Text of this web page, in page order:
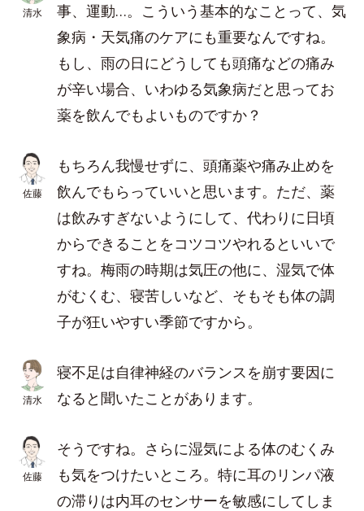
清水
事、運動…。こういう基本的なことって、気
象病・天気痛のケアにも重要なんですね。
もし、雨の日にどうしても頭痛などの痛み
が辛い場合、いわゆる気象病だと思ってお
薬を飲んでもよいものですか？
佐藤
もちろん我慢せずに、頭痛薬や痛み止めを
飲んでもらっていいと思います。ただ、薬
は飲みすぎないようにして、代わりに日頃
からできることをコツコツやれるといいで
すね。梅雨の時期は気圧の他に、湿気で体
がむくむ、寝苦しいなど、そもそも体の調
子が狂いやすい季節ですから。
清水
寝不足は自律神経のバランスを崩す要因に
なると聞いたことがあります。
佐藤
そうですね。さらに湿気による体のむくみ
も気をつけたいところ。特に耳のリンパ液
の滞りは内耳のセンサーを敏感にしてしま